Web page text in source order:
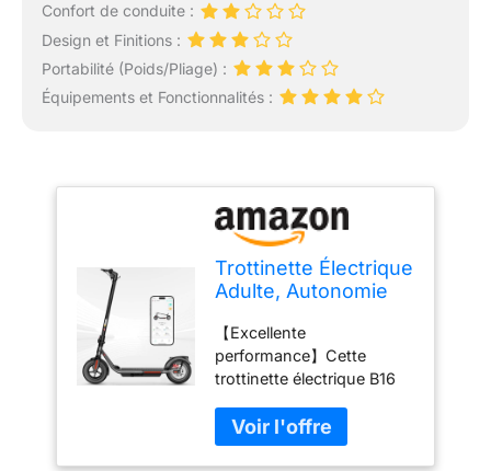
Confort de conduite :
Design et Finitions :
Portabilité (Poids/Pliage) :
Équipements et Fonctionnalités :
Trottinette Électrique
Adulte, Autonomie
Électrique Pliant
Portable avec
Système De
Freinage Double,
Pneus 10''
Pneumatiques Et en
【Excellente
performance】Cette
trottinette électrique B16
moteur puissant de 350W
et d'une batterie de 36V